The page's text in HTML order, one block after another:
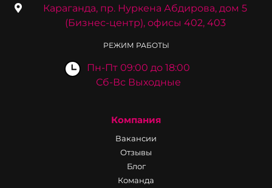
Караганда, пр. Нуркена Абдирова, дом 5
(Бизнес-центр), офисы 402, 403
РЕЖИМ РАБОТЫ
Пн-Пт 09:00 до 18:00
Сб-Вс Выходные
Компания
Вакансии
Отзывы
Блог
Команда